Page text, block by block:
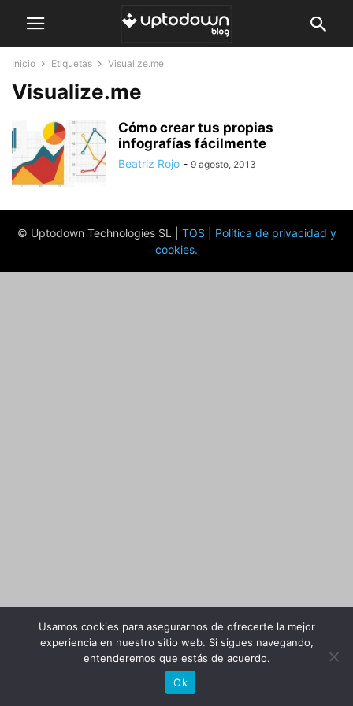
Inicio Etiquetas Visualize.me
Visualize.me
Cómo crear tus propias
infografías fácilmente
Beatriz Rojo - 9 agosto, 2013
© Uptodown Technologies SL | TOS
Política de privacidad y
cookies.
Usamos cookies para asegurarnos de ofrecerte la mejor
experiencia en nuestro sitio web. Si sigues navegando,
entenderemos que estás de acuerdo.
Ok